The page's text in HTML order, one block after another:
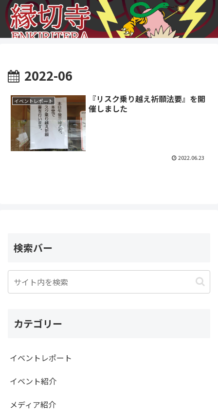
2022-06
イベントレポート
『リスク乗り越え祈願法要』を開
催しました
2022.06.23
検索バー
カテゴリー
イベントレポート
イベント紹介
メディア紹介